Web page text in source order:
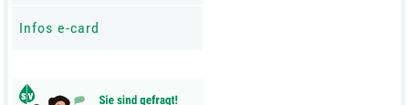
Infos e-card